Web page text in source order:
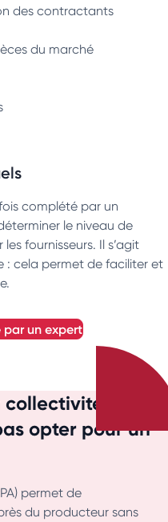
des contractants
du marché
complété par un
le niveau de
fournisseurs. Il s’agit
: cela permet de faciliter et
par un expert
opter pour un
permet de
du producteur sans